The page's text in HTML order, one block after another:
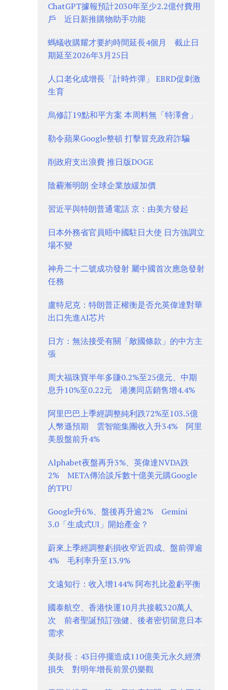
ChatGPT據報預計2030年至少2.2億付費用
戶 近日新推購物助手功能
螞蟻收購耀才要約時間延長4個月 截止日
期延至2026年3月25日
人口老化成增長「計時炸彈」 EBRD促刺激
生育
烏修訂19點和平方案 本周料無「特澤會」
勒令蘋果Google整頓 打擊冒充政府詐騙
削政府支出浪費 推日版DOGE
陰霾漸明朗 全球企業放緩加價
習近平與特朗普通電話 京：由美方發起
日本外務省官員晤中國駐日大使 日方強調立
場不變
神舟二十二號成功發射 屬中國首次應急發射
任務
盧特尼克：特朗普正權衡是否允英偉達對華
出口先進AI芯片
日方：無法接受有關「敵國條款」的中方主
張
周大福珠寶半年多賺0.2%至25億元、中期
息升10%至0.22元 港澳同店銷售增4.4%
阿里巴巴上季經調整純利跌72%至103.5億
人幣遜預期 雲智能集團收入升34% 阿里
美股盤前升4%
Alphabet夜盤再升3%、英偉達NVDA跌
2% META傳洽談斥數十億美元購Google
的TPU
Google升6%、盤後再升逾2% Gemini
3.0「生成式UI」開始產金？
蔚來上季經調整虧損收窄近四成、盤前彈逾
4% 毛利率升至13.9%
文遠知行：收入增144% 阿布扎比盈虧平衡
國泰航空、香港快運10月共接載320萬人
次 前者聖誕預訂強健、後者密切留意日本
需求
美財長：43日停擺造成110億美元永久經濟
損失 對明年增長前景仍樂觀